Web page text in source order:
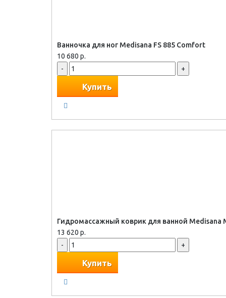
Ванночка для ног Medisana FS 885 Comfort
10 680 р.
-
+
Купить
Гидромассажный коврик для ванной Medisana
13 620 р.
-
+
Купить